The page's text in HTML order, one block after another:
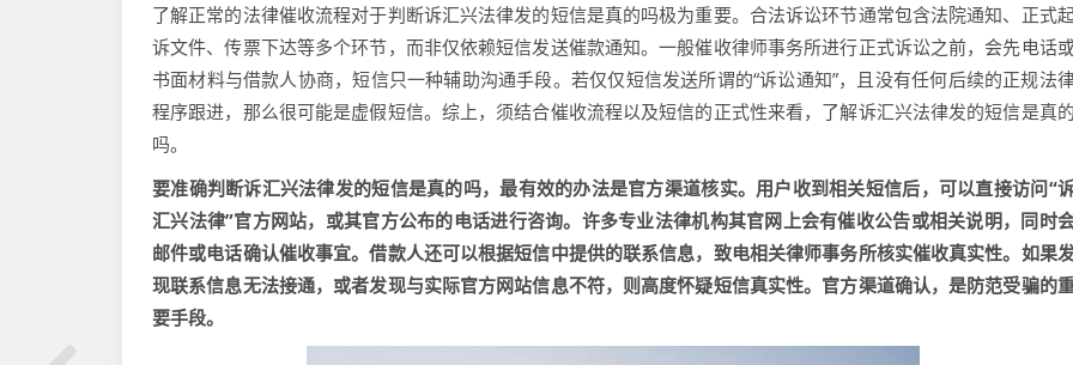
了解正常的法律催收流程对于判断诉汇兴法律发的短信是真的吗极为重要。合法诉讼环节通常包含法院通知、正式
诉文件、传票下达等多个环节，而非仅依赖短信发送催款通知。一般催收律师事务所进行正式诉讼之前，会先电话
书面材料与借款人协商，短信只一种辅助沟通手段。若仅仅短信发送所谓的“诉讼通知”，且没有任何后续的正规法
程序跟进，那么很可能是虚假短信。综上，须结合催收流程以及短信的正式性来看，了解诉汇兴法律发的短信是真的
吗。
要准确判断诉汇兴法律发的短信是真的吗，最有效的办法是官方渠道核实。用户收到相关短信后，可以直接访问“
汇兴法律”官方网站，或其官方公布的电话进行咨询。许多专业法律机构其官网上会有催收公告或相关说明，同时
邮件或电话确认催收事宜。借款人还可以根据短信中提供的联系信息，致电相关律师事务所核实催收真实性。如果
现联系信息无法接通，或者发现与实际官方网站信息不符，则高度怀疑短信真实性。官方渠道确认，是防范受骗的
要手段。